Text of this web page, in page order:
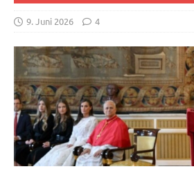
9. Juni 2026 4